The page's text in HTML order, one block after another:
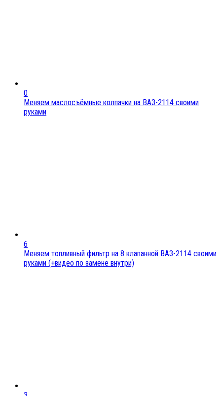
0
Меняем маслосъёмные колпачки на ВАЗ-2114 своими
руками
6
Меняем топливный фильтр на 8 клапанной ВАЗ-2114 своими
руками (+видео по замене внутри)